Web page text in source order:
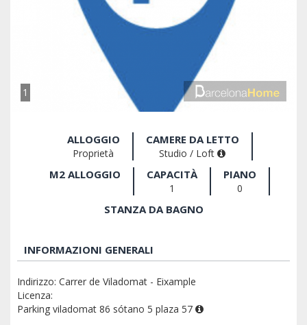
1
ALLOGGIO
Proprietà
CAMERE DA LETTO
Studio / Loft
M2 ALLOGGIO CAPACITÀ
1
PIANO
0
STANZA DA BAGNO
INFORMAZIONI GENERALI
Indirizzo: Carrer de Viladomat - Eixample
Licenza:
Parking viladomat 86 sótano 5 plaza 57